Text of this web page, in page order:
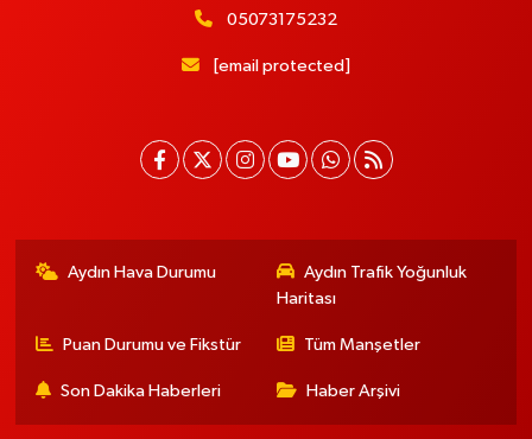
05073175232
[email protected]
Aydın Hava Durumu
Aydın Trafik Yoğunluk
Haritası
Puan Durumu ve Fikstür Tüm Manşetler
Son Dakika Haberleri Haber Arşivi